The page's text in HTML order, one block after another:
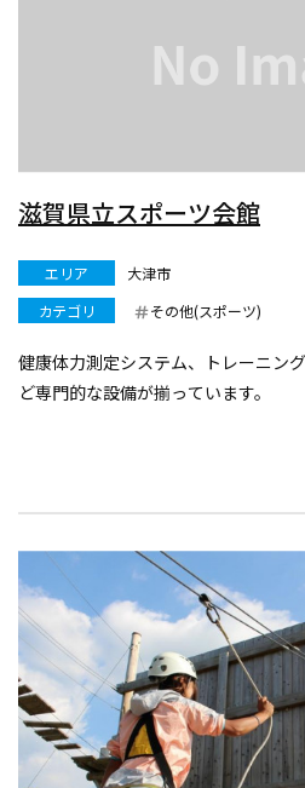
滋賀県立スポーツ会館
エリア
大津市
カテゴリ
その他(スポーツ)
健康体力測定システム、トレーニン
ど専門的な設備が揃っています。